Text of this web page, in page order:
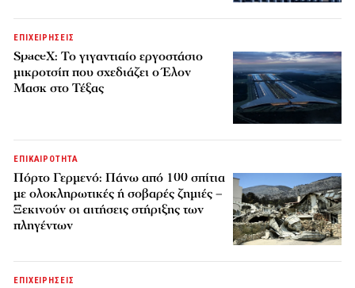
ΕΠΙΧΕΙΡΗΣΕΙΣ
SpaceX: Το γιγαντιαίο εργοστάσιο
μικροτσίπ που σχεδιάζει ο Έλον
Μασκ στο Τέξας
ΕΠΙΚΑΙΡΟΤΗΤΑ
Πόρτο Γερμενό: Πάνω από 100 σπίτια
με ολοκληρωτικές ή σοβαρές ζημιές –
Ξεκινούν οι αιτήσεις στήριξης των
πληγέντων
ΕΠΙΧΕΙΡΗΣΕΙΣ